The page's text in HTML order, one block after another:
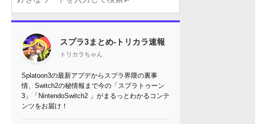
スプラ3まとめ-トリカラ速報
トリカラちゃん
Splatoon3の最新アプデからスプラ界隈の裏事
情、Switch2の秘情報まで今の「スプラトゥーン
3」「NintendoSwitch2 」がまるっとわかるコンテ
ンツをお届け！